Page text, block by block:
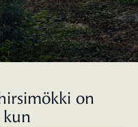
on
kun